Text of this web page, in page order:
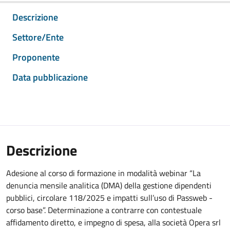
Descrizione
Settore/Ente
Proponente
Data pubblicazione
Descrizione
Adesione al corso di formazione in modalità webinar “La
denuncia mensile analitica (DMA) della gestione dipendenti
pubblici, circolare 118/2025 e impatti sull’uso di Passweb -
corso base”. Determinazione a contrarre con contestuale
affidamento diretto, e impegno di spesa, alla società Opera srl